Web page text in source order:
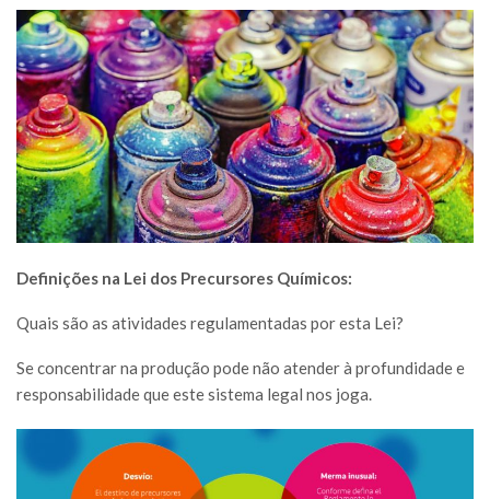
Definições na Lei dos Precursores Químicos:
Quais são as atividades regulamentadas por esta Lei?
Se concentrar na produção pode não atender à profundidade e
responsabilidade que este sistema legal nos joga.